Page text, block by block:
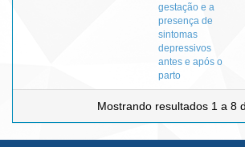
gestação e a
presença de
sintomas
depressivos
antes e após o
parto
Mostrando resultados 1 a 8